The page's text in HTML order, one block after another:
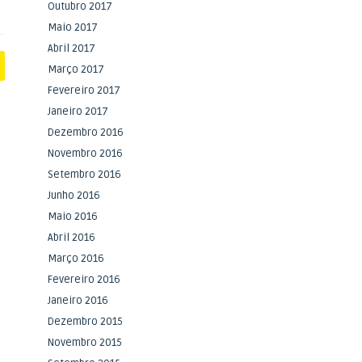
Outubro 2017
Maio 2017
Abril 2017
Março 2017
Fevereiro 2017
Janeiro 2017
Dezembro 2016
Novembro 2016
Setembro 2016
Junho 2016
Maio 2016
Abril 2016
Março 2016
Fevereiro 2016
Janeiro 2016
Dezembro 2015
Novembro 2015